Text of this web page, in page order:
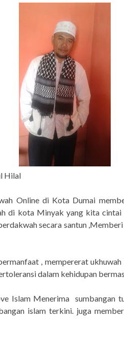
Hilal
Online di Kota Dumai
di kota Minyak yang kita
secara santun
, mempererat ukhuwah
dalam kehidupan
Islam Menerima sumbangan
islam terkini. juga